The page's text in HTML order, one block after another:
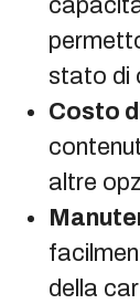
stato di
Costo
altre
della